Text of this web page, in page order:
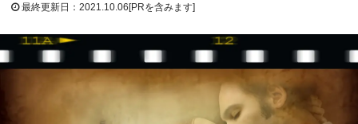
最終更新日：2021.10.06[PRを含みます]